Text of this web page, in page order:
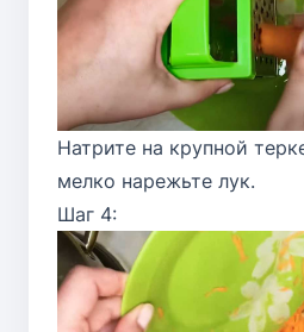
Натрите на крупной
мелко нарежьте лук.
Шаг 4: